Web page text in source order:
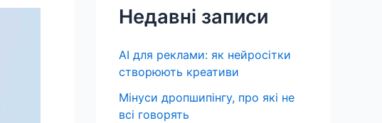
Недавні записи
AI для реклами: як нейросітки
створюють креативи
Мінуси дропшипінгу, про які не
всі говорять